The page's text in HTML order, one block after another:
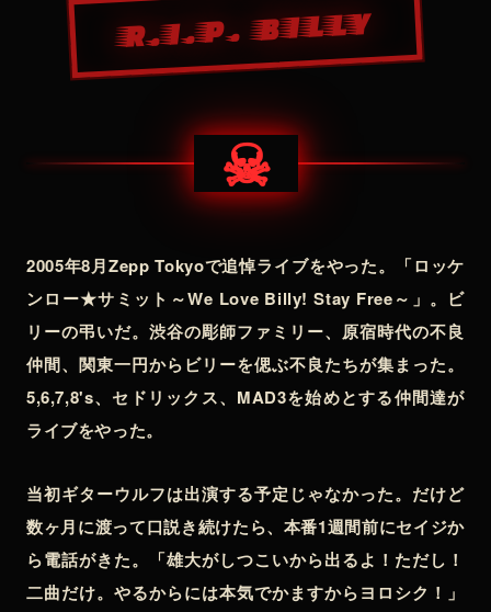
R.I.P. BILLY
☠
2005年8月Zepp Tokyoで追悼ライブをやった。「ロッケ
ンロー★サミット～We Love Billy! Stay Free～」。ビ
リーの弔いだ。渋谷の彫師ファミリー、原宿時代の不良
仲間、関東一円からビリーを偲ぶ不良たちが集まった。
5,6,7,8's、セドリックス、MAD3を始めとする仲間達が
ライブをやった。
当初ギターウルフは出演する予定じゃなかった。だけど
数ヶ月に渡って口説き続けたら、本番1週間前にセイジか
ら電話がきた。「雄大がしつこいから出るよ！ただし！
二曲だけ。やるからには本気でかますからヨロシク！」